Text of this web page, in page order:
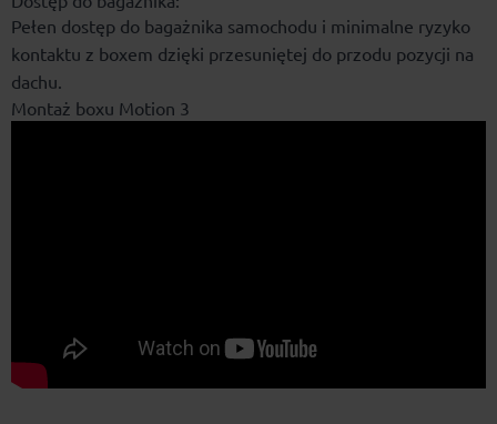
Pełen dostęp do bagażnika samochodu i minimalne ryzyko
kontaktu z boxem dzięki przesuniętej do przodu pozycji na
dachu.
Montaż boxu Motion 3